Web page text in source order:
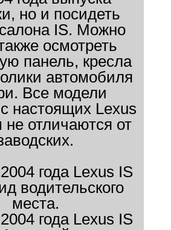
но и посидеть
IS. Можно
осмотреть
панель, кресла
автомобиля
Все модели
настоящих Lexus
отличаются от